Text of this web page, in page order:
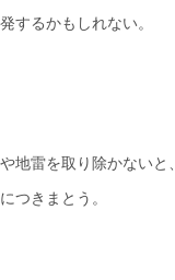
するかもしれない。
地雷を取り除かないと、
つきまとう。